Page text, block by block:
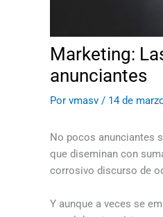
Marketing:
anunciantes
Por vmasv / 14 de
No pocos anunciantes
que diseminan con
corrosivo discurso de
Y aunque a veces se